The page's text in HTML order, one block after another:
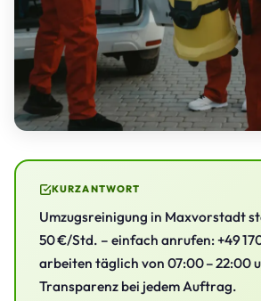
KURZANTWORT
Umzugsreinigung in Maxvorstadt
50 €/Std. – einfach anrufen: +49
arbeiten täglich von 07:00 – 22:00
Transparenz bei jedem Auftrag.